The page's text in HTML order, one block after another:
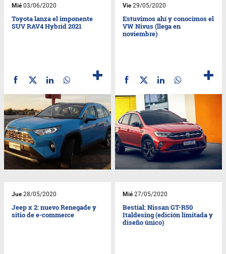
Mié03/06/2020
Toyota lanza el imponente
SUV RAV4 Hybrid 2021
Vie29/05/2020
Estuvimos ahí y conocimos el
VW Nivus (llega en
noviembre)
Jue28/05/2020
Jeep x 2: nuevo Renegade y
sitio de e-commerce
Mié27/05/2020
Bestial: Nissan GT-R50
Italdesing (edición limitada y
diseño único)